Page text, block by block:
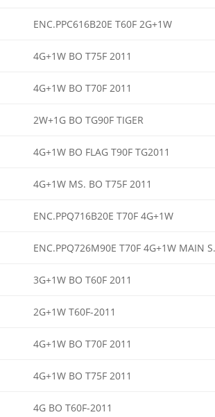
ENC.PPC616B20E T60F 2G+1W
4G+1W BO T75F 2011
4G+1W BO T70F 2011
2W+1G BO TG90F TIGER
4G+1W BO FLAG T90F TG2011
4G+1W MS. BO T75F 2011
ENC.PPQ716B20E T70F 4G+1W
ENC.PPQ726M90E T70F 4G+1W MAIN
3G+1W BO T60F 2011
2G+1W T60F-2011
4G+1W BO T70F 2011
4G+1W BO T75F 2011
4G BO T60F-2011